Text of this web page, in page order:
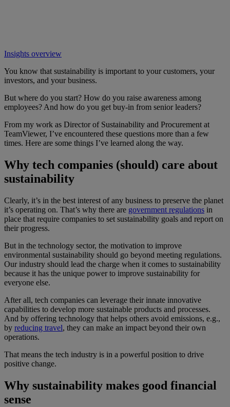
Insights overview
You know that sustainability is important to your customers, your
investors, and your business.
But where do you start? How do you raise awareness among
employees? And how do you get buy-in from senior leaders?
From my work as Director of Sustainability and Procurement at
TeamViewer, I’ve encountered these questions more than a few
times. Here are some things I’ve learned along the way.
Why tech companies (should) care about
sustainability
Clearly, it’s in the best interest of any business to preserve the planet
it’s operating on. That’s why there are government regulations in
place that require companies to set sustainability goals and report on
their progress.
But in the technology sector, the motivation to improve
environmental sustainability should go beyond meeting regulations.
Our industry should lead the charge when it comes to sustainability
because it has the unique power to improve sustainability for
everyone else.
After all, tech companies can leverage their innate innovative
capabilities to develop more sustainable products and processes.
And by offering technology that helps others avoid emissions, e.g.,
by reducing travel, they can make an impact beyond their own
operations.
That means the tech industry is in a powerful position to drive
positive change.
Why sustainability makes good financial
sense